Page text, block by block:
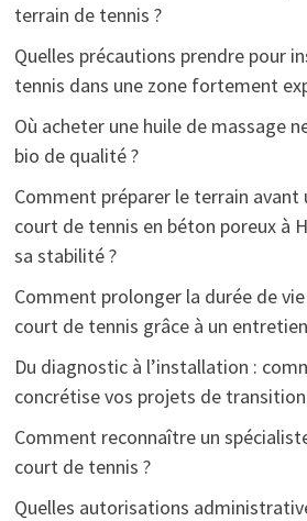
terrain de tennis ?
Quelles précautions prendre pour
tennis dans une zone fortement
Où acheter une huile de massage
bio de qualité ?
Comment préparer le terrain
court de tennis en béton poreux à
sa stabilité ?
Comment prolonger la durée de
court de tennis grâce à un
Du diagnostic à l’installation :
concrétise vos projets de
Comment reconnaître un
court de tennis ?
Quelles autorisations